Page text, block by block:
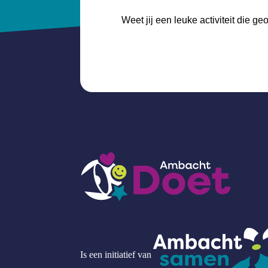
Weet jij een leuke activiteit die
Is een initiatief van